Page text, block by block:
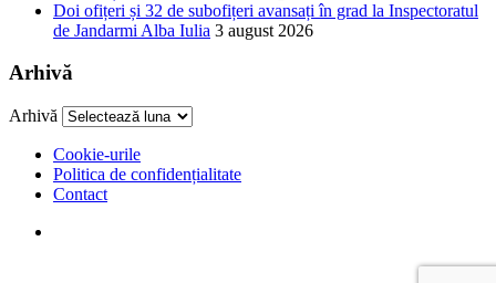
Doi ofițeri și 32 de subofițeri avansați în grad la Inspectoratul
de Jandarmi Alba Iulia 3 august 2026
Arhivă
Arhivă
Cookie-urile
Politica de confidențialitate
Contact